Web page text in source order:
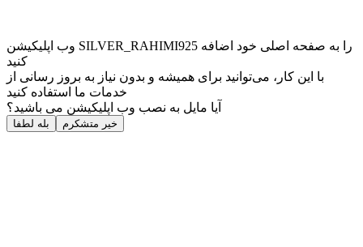
وب ‌اپلیکیشن SILVER_RAHIMI925 را به صفحه اصلی خود اضافه
کنید
با این کار، می‌توانید برای همیشه و بدون نیاز به بروز ‌رسانی از
خدمات ما استفاده کنید
آیا مایل به نصب وب اپلیکیشن می باشید؟
بله لطفا خیر متشکرم